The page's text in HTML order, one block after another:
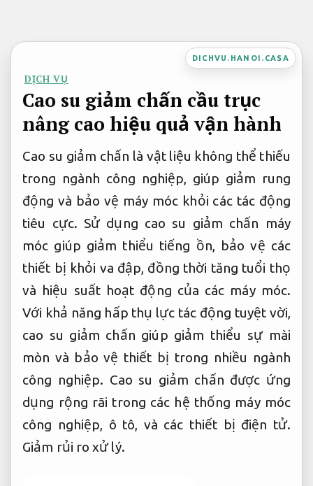
nội
dung
DICHVU.HANOI.CASA
DỊCH VỤ
Cao su giảm chấn cầu trục
nâng cao hiệu quả vận hành
Cao su giảm chấn là vật liệu không thể thiếu
trong ngành công nghiệp, giúp giảm rung
động và bảo vệ máy móc khỏi các tác động
tiêu cực. Sử dụng cao su giảm chấn máy
móc giúp giảm thiểu tiếng ồn, bảo vệ các
thiết bị khỏi va đập, đồng thời tăng tuổi thọ
và hiệu suất hoạt động của các máy móc.
Với khả năng hấp thụ lực tác động tuyệt vời,
cao su giảm chấn giúp giảm thiểu sự mài
mòn và bảo vệ thiết bị trong nhiều ngành
công nghiệp. Cao su giảm chấn được ứng
dụng rộng rãi trong các hệ thống máy móc
công nghiệp, ô tô, và các thiết bị điện tử.
Giảm rủi ro xử lý.